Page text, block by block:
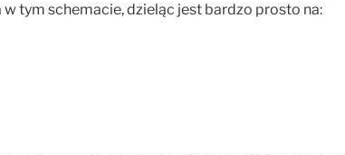
tym schemacie, dzieląc jest bardzo prosto na: